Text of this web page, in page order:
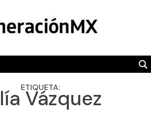
POLÍTICA
CAMALEÓN
OPINIÓN
ETIQUETA:
Vázquez